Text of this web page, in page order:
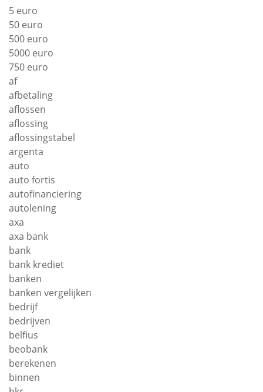
5 euro
50 euro
500 euro
5000 euro
750 euro
af
afbetaling
aflossen
aflossing
aflossingstabel
argenta
auto
auto fortis
autofinanciering
autolening
axa
axa bank
bank
bank krediet
banken
banken vergelijken
bedrijf
bedrijven
belfius
beobank
berekenen
binnen